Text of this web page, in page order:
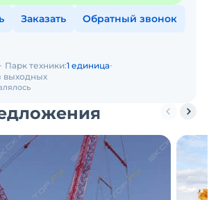
Заказать Обратный звонок
Парк техники:1 единица
выходных